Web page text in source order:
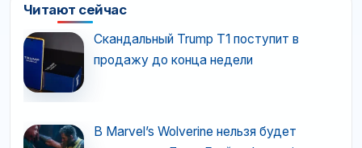
Читают сейчас
Скандальный Trump T1 поступит в
продажу до конца недели
В Marvel’s Wolverine нельзя будет